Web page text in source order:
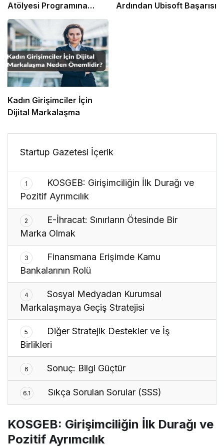
Atölyesi Programına
Konuk Oldu
Ardından Ubisoft Başarısı
Kadın Girişimciler İçin
Dijital Markalaşma
Startup Gazetesi İçerik
1
KOSGEB: Girişimciliğin İlk Durağı ve
Pozitif Ayrımcılık
2
E-İhracat: Sınırların Ötesinde Bir
Marka Olmak
3
Finansmana Erişimde Kamu
Bankalarının Rolü
4
Sosyal Medyadan Kurumsal
Markalaşmaya Geçiş Stratejisi
5
Diğer Stratejik Destekler ve İş
Birlikleri
6 Sonuç: Bilgi Güçtür
6.1 Sıkça Sorulan Sorular (SSS)
KOSGEB: Girişimciliğin İlk Durağı ve
Pozitif Ayrımcılık